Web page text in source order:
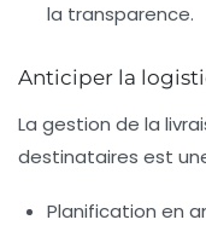
la transparence.
Anticiper la
La gestion de la
destinataires est
Planification en